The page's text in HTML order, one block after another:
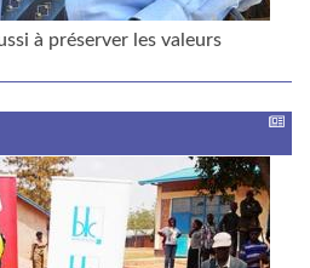
à préserver les valeurs